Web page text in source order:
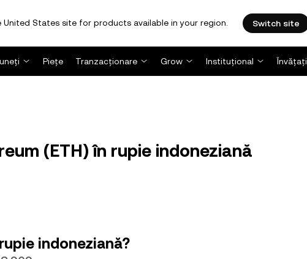
States site for products available in your region. Switch site
Piețe Tranzacționare Grow Instituțional Învățați
(ETH) în rupie indoneziană
indoneziană?